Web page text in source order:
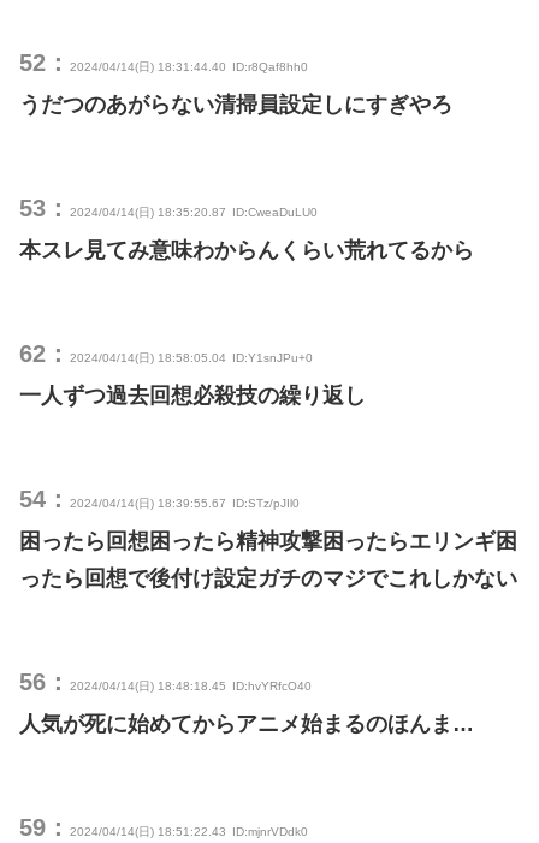
52： 2024/04/14(日) 18:31:44.40 ID:r8Qaf8hh0
うだつのあがらない清掃員設定しにすぎやろ
53： 2024/04/14(日) 18:35:20.87 ID:CweaDuLU0
本スレ見てみ意味わからんくらい荒れてるから
62： 2024/04/14(日) 18:58:05.04 ID:Y1snJPu+0
一人ずつ過去回想必殺技の繰り返し
54： 2024/04/14(日) 18:39:55.67 ID:STz/pJIl0
困ったら回想困ったら精神攻撃困ったらエリンギ困
ったら回想で後付け設定ガチのマジでこれしかない
56： 2024/04/14(日) 18:48:18.45 ID:hvYRfcO40
人気が死に始めてからアニメ始まるのほんま…
59： 2024/04/14(日) 18:51:22.43 ID:mjnrVDdk0